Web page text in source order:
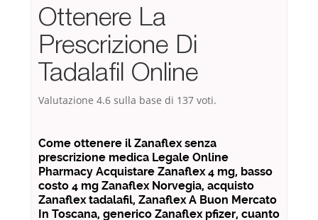
Ottenere La
Prescrizione Di
Tadalafil Online
Valutazione 4.6 sulla base di 137 voti.
Come ottenere il Zanaflex senza
prescrizione medica Legale Online
Pharmacy Acquistare Zanaflex 4 mg, basso
costo 4 mg Zanaflex Norvegia, acquisto
Zanaflex tadalafil, Zanaflex A Buon Mercato
In Toscana, generico Zanaflex pfizer, cuanto